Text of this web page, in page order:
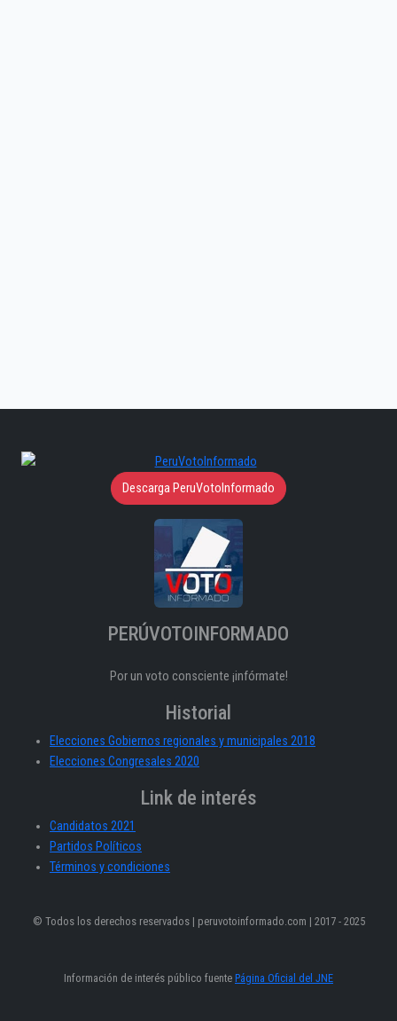
Descarga PeruVotoInformado
PERÚVOTOINFORMADO
Por un voto consciente ¡infórmate!
Historial
Elecciones Gobiernos regionales y municipales 2018
Elecciones Congresales 2020
Link de interés
Candidatos 2021
Partidos Políticos
Términos y condiciones
© Todos los derechos reservados | peruvotoinformado.com | 2017 - 2025
Información de interés público fuente Página Oficial del JNE